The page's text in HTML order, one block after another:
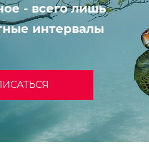
- всего лишь
интервалы